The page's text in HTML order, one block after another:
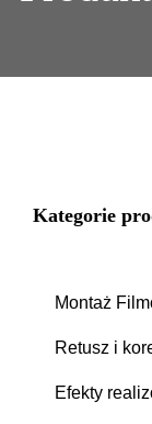
Kategorie
Montaż
Retusz i
Efekty